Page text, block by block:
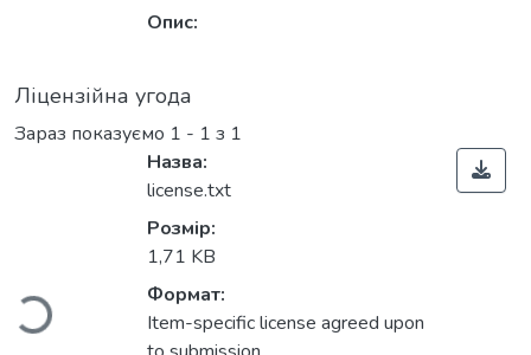
Опис:
Ліцензійна угода
Зараз показуємо 1 - 1 з 1
Вантажиться...
Назва:
license.txt
Розмір:
1,71 KB
Формат:
Item-specific license agreed upon